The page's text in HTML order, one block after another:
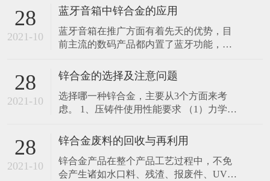
烈，合金表面被氧化而产生一定量的锌
渣。锌合金渣中含有氧化物和铁、锌、铝
金属间化合物，从熔体表面刮下的锌渣中
通常含有90%左右的锌合金。锌合金渣形成
28
2021-10
蓝牙音箱中锌合金的应用
蓝牙音箱在推广方面有着先天的优势，目
前主流的数码产品都内置了蓝牙功能，
任何支持蓝牙的设备上连接使用，兼容性
强，跨平台、跨系统都能使用，NFC功能
能够排除干扰，简化连接，仅仅需要设备
互相靠近，蓝牙音箱就能连接上设备。而
28
2021-10
锌合金的选择及注意问题
选择哪一种锌合金，主要从3个方面来考
虑。 1、压铸件使用性能要求 （1）力学性
伸长率是材料脆性和塑性的衡量指标；硬
度是材嵙表面对硬物压人或摩擦所引起的
塑性变形的抗力。 92工作环境状态：工作
温度、湿度、工件接触的介质和气密性要
28
2021-10
锌合金废料的回收与再利用
锌合金产品在整个产品工艺过程中，不免
会产生诸如水口料、残渣、报废件、UV不